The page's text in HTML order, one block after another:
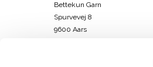
Bettekun Garn
Spurvevej 8
9600 Aars